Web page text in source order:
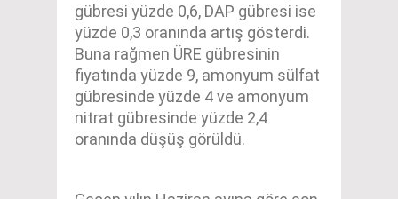
gübresi yüzde 0,6, DAP gübresi ise
yüzde 0,3 oranında artış gösterdi.
Buna rağmen ÜRE gübresinin
fiyatında yüzde 9, amonyum sülfat
gübresinde yüzde 4 ve amonyum
nitrat gübresinde yüzde 2,4
oranında düşüş görüldü.